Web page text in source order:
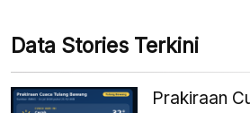
Data Stories Terkini
Prakiraan